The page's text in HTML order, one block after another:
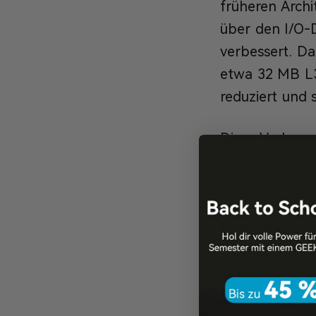
früheren
über den I/O-
verbessert.
etwa 32 MB
reduziert und
Diese
auch Multi-
Architektur,
eine
Spielen,
erfordert.
gleichzeitig